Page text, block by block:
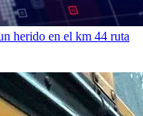
herido en el km 44 ruta